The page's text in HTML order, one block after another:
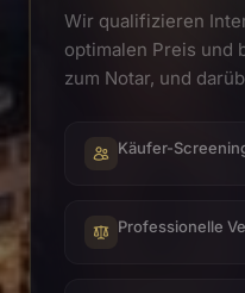
Wir qualifizieren
optimalen Preis und
zum Notar, und
Käufer-
Professionelle